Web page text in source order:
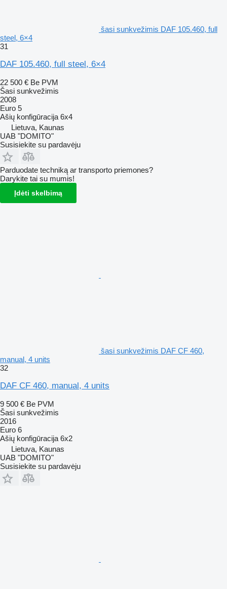
šasi sunkvežimis DAF 105.460, full
steel, 6×4
31
DAF 105.460, full steel, 6×4
22 500 € Be PVM
Šasi sunkvežimis
2008
Euro 5
Ašių konfigūracija 6x4
Lietuva, Kaunas
UAB "DOMITO"
Susisiekite su pardavėju
Parduodate techniką ar transporto priemones?
Darykite tai su mumis!
Įdėti skelbimą
šasi sunkvežimis DAF CF 460,
manual, 4 units
32
DAF CF 460, manual, 4 units
9 500 € Be PVM
Šasi sunkvežimis
2016
Euro 6
Ašių konfigūracija 6x2
Lietuva, Kaunas
UAB "DOMITO"
Susisiekite su pardavėju